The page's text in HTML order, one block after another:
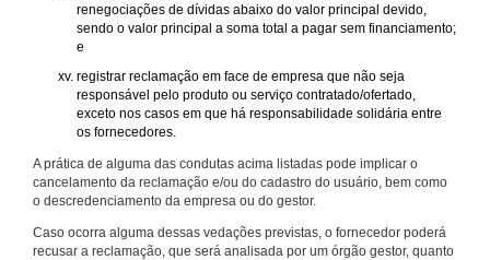
renegociações de dívidas abaixo do valor principal devido,
sendo o valor principal a soma total a pagar sem financiamento;
e
registrar reclamação em face de empresa que não seja
responsável pelo produto ou serviço contratado/ofertado,
exceto nos casos em que há responsabilidade solidária entre
os fornecedores.
A prática de alguma das condutas acima listadas pode implicar o
cancelamento da reclamação e/ou do cadastro do usuário, bem como
o descredenciamento da empresa ou do gestor.
Caso ocorra alguma dessas vedações previstas, o fornecedor poderá
recusar a reclamação, que será analisada por um órgão gestor, quanto